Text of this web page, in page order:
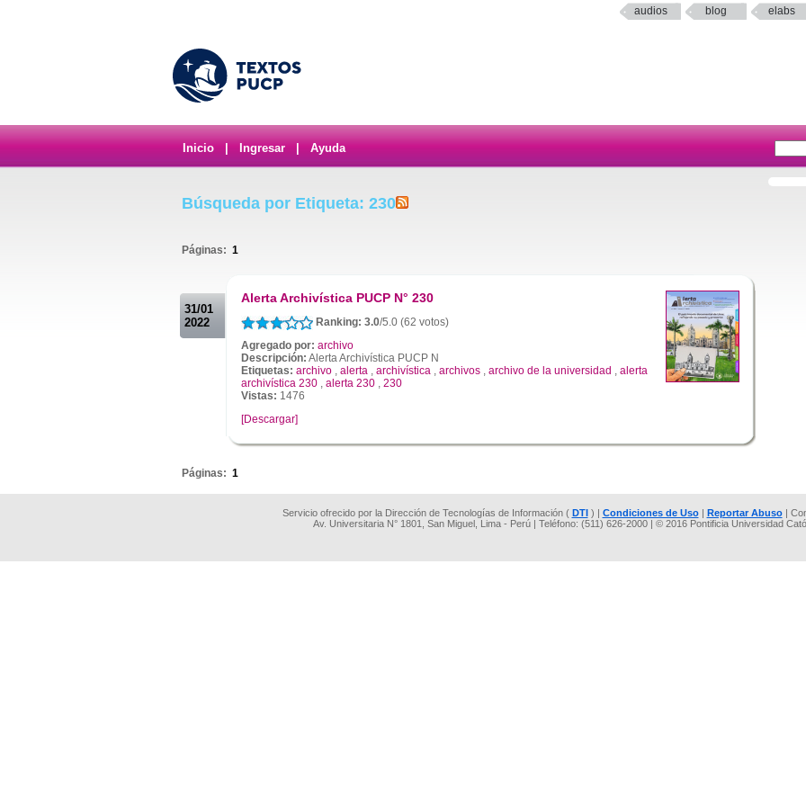
audios blog elabs
Inicio Ingresar Ayuda
Búsqueda por Etiqueta: 230
Páginas: 1
31/01
2022
Alerta Archivística PUCP N° 230
Ranking: 3.0/5.0 (62 votos)
Agregado por: archivo
Descripción: Alerta Archivística PUCP N
Etiquetas: archivo , alerta , archivística , archivos , archivo de la universidad , alerta
archivística 230 , alerta 230 , 230
Vistas: 1476
[Descargar]
Páginas: 1
Servicio ofrecido por la Dirección de Tecnologías de Información ( DTI) | Condiciones de Uso| Reportar Abuso|
Av. Universitaria N° 1801, San Miguel, Lima - Perú | Teléfono: (511) 626-2000 | © 2016 Pontificia Universidad